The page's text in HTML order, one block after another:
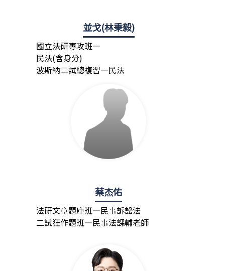
並戈(林秉毅)
國立法研專攻班—
民法(含身分)
波斯納二試總複習—民法
蔡杰佑
法研文章題庫班—民事訴訟法
二試狂作題班—民事法課輔老師